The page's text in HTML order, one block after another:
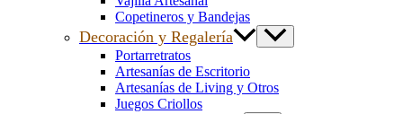
Copetineros y Bandejas
Decoración y Regalería
Portarretratos
Artesanías de Escritorio
Artesanías de Living y Otros
Juegos Criollos